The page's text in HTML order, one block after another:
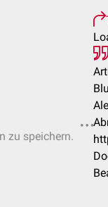
zu speichern.